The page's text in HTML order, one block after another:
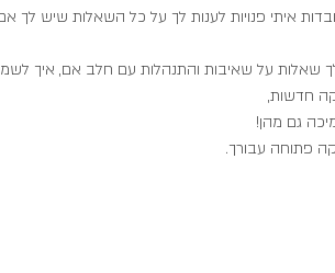
איתי פנויות לענות לך על כל השאלות שיש
שאלות על שאיבות והתנהלות עם חלב אם, איך
חדשות,
גם מהן!
פתוחה עבורך.